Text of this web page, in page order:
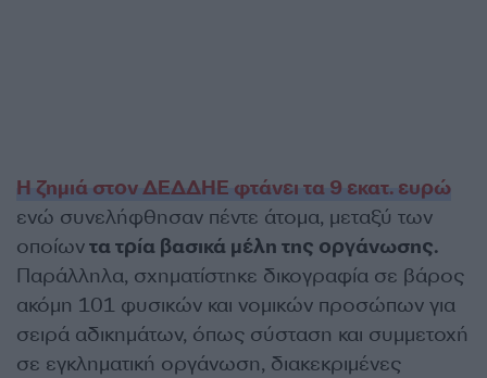
Η ζημιά στον ΔΕΔΔΗΕ φτάνει τα 9 εκατ. ευρώ
ενώ συνελήφθησαν πέντε άτομα, μεταξύ των
οποίωντα τρία βασικά μέλη της οργάνωσης.
Παράλληλα, σχηματίστηκε δικογραφία σε βάρος
ακόμη 101 φυσικών και νομικών προσώπων για
σειρά αδικημάτων, όπως σύσταση και συμμετοχή
σε εγκληματική οργάνωση, διακεκριμένες